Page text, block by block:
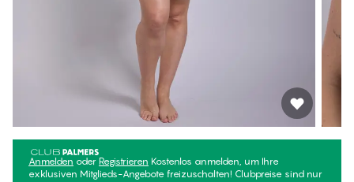
Anmelden oder Registrieren Kostenlos anmelden, um Ihre
exklusiven Mitglieds-Angebote freizuschalten! Clubpreise sind nur